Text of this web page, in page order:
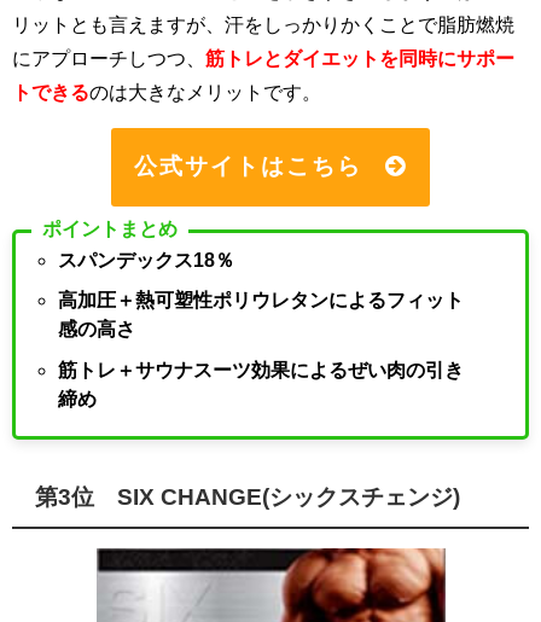
リットとも言えますが、汗をしっかりかくことで脂肪燃焼
にアプローチしつつ、 筋トレとダイエットを同時にサポー
トできるのは大きなメリットです。
公式サイトはこちら
ポイントまとめ
スパンデックス18％
高加圧＋熱可塑性ポリウレタンによるフィット
感の高さ
筋トレ＋サウナスーツ効果によるぜい肉の引き
締め
第3位 SIX CHANGE(シックスチェンジ)